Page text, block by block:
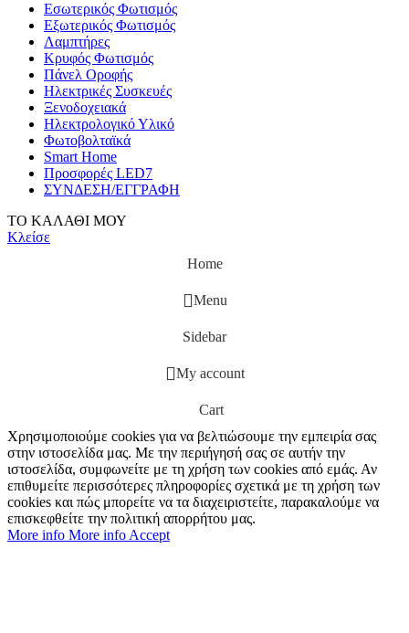
Εσωτερικός Φωτισμός
Εξωτερικός Φωτισμός
Λαμπτήρες
Κρυφός Φωτισμός
Πάνελ Οροφής
Ηλεκτρικές Συσκευές
Ξενοδοχειακά
Ηλεκτρολογικό Υλικό
Φωτοβολταϊκά
Smart Home
Προσφορές LED7
ΣΥΝΔΕΣΗ/ΕΓΓΡΑΦΗ
ΤΟ ΚΑΛΑΘΙ ΜΟΥ
Κλείσε
Home
Menu
Sidebar
My account
Cart
Χρησιμοποιούμε cookies για να βελτιώσουμε την εμπειρία σας
στην ιστοσελίδα μας. Με την περιήγησή σας σε αυτήν την
ιστοσελίδα, συμφωνείτε με τη χρήση των cookies από εμάς. Αν
επιθυμείτε περισσότερες πληροφορίες σχετικά με τη χρήση των
cookies και πώς μπορείτε να τα διαχειριστείτε, παρακαλούμε να
επισκεφθείτε την πολιτική απορρήτου μας.
More info More info Accept